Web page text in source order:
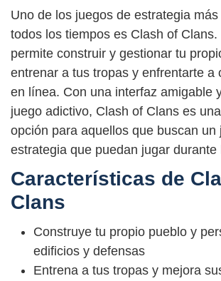
Uno de los juegos de estrategia
todos los tiempos es Clash of
permite construir y gestionar tu
entrenar a tus tropas y enfrentarte a
en línea. Con una interfaz amigable
juego adictivo, Clash of Clans es
opción para aquellos que buscan un
estrategia que puedan jugar durante
Características de
Clans
Construye tu propio pueblo y
edificios y defensas
Entrena a tus tropas y mejora